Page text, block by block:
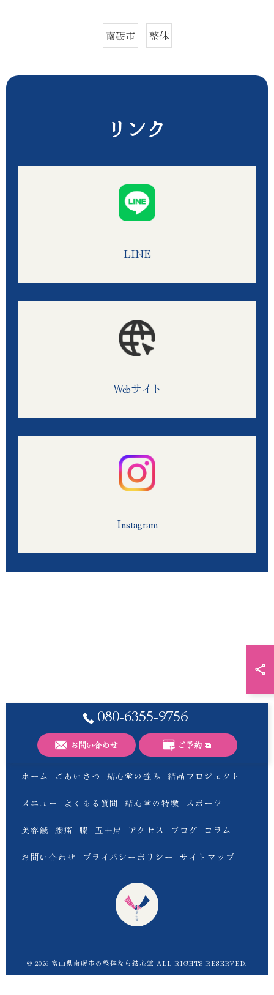
南砺市 整体
リンク
LINE
Webサイト
Instagram
080-6355-9756
お問い合わせ ご予約
ホーム ごあいさつ 結心堂の強み 結晶プロジェクト
メニュー よくある質問 結心堂の特徴 スポーツ
美容鍼 腰痛 膝 五十肩 アクセス ブログ コラム
お問い合わせ プライバシーポリシー サイトマップ
© 2026 富山県南砺市の整体なら結心堂 ALL RIGHTS RESERVED.